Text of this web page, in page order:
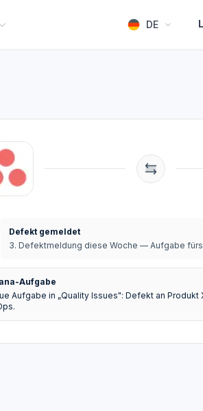
DE
Defekt gemeldet
3. Defektmeldung diese Woche — Aufgabe
Aufgabe
Aufgabe in „Quality Issues": Defekt an Produkt